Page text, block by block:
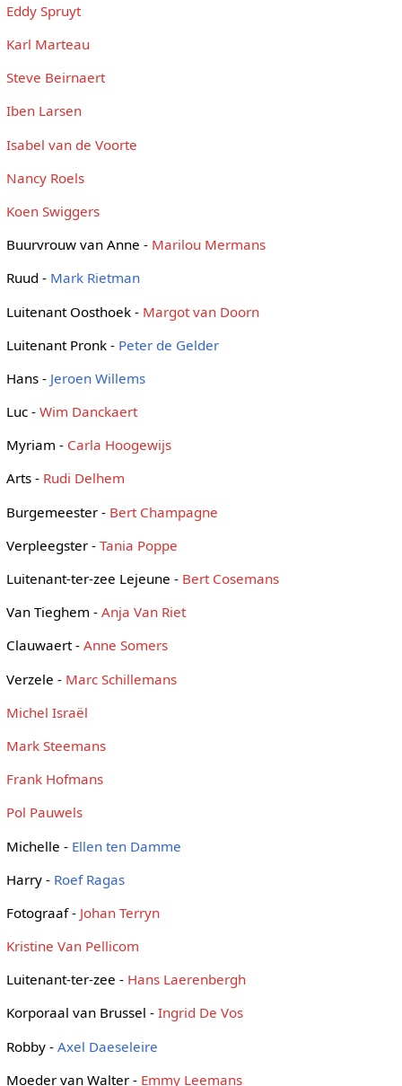
Eddy Spruyt
Karl Marteau
Steve Beirnaert
Iben Larsen
Isabel van de Voorte
Nancy Roels
Koen Swiggers
Buurvrouw van Anne - Marilou Mermans
Ruud - Mark Rietman
Luitenant Oosthoek - Margot van Doorn
Luitenant Pronk - Peter de Gelder
Hans - Jeroen Willems
Luc - Wim Danckaert
Myriam - Carla Hoogewijs
Arts - Rudi Delhem
Burgemeester - Bert Champagne
Verpleegster - Tania Poppe
Luitenant-ter-zee Lejeune - Bert Cosemans
Van Tieghem - Anja Van Riet
Clauwaert - Anne Somers
Verzele - Marc Schillemans
Michel Israël
Mark Steemans
Frank Hofmans
Pol Pauwels
Michelle - Ellen ten Damme
Harry - Roef Ragas
Fotograaf - Johan Terryn
Kristine Van Pellicom
Luitenant-ter-zee - Hans Laerenbergh
Korporaal van Brussel - Ingrid De Vos
Robby - Axel Daeseleire
Moeder van Walter - Emmy Leemans